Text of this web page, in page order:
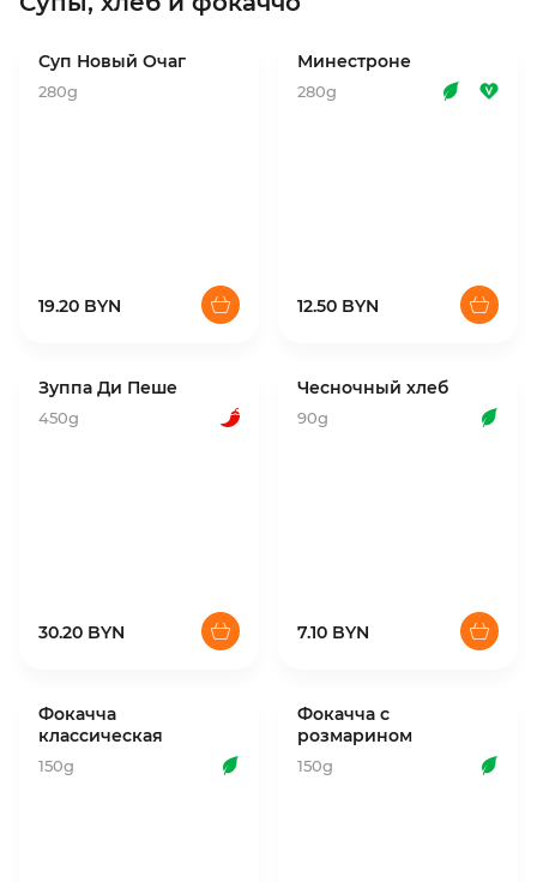
Суп Новый Очаг
280g
19.20 BYN
Минестроне
280g
12.50 BYN
Зуппа Ди Пеше
450g
30.20 BYN
Чесночный хлеб
90g
7.10 BYN
Фокачча
классическая
150g
Фокачча с
розмарином
150g